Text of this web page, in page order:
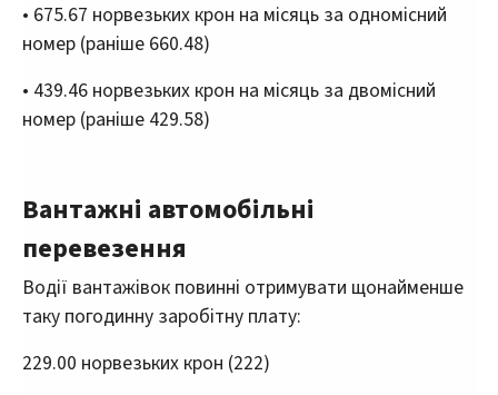
• 675.67 норвезьких крон на місяць за одномісний
номер (раніше 660.48)
• 439.46 норвезьких крон на місяць за двомісний
номер (раніше 429.58)
Вантажні автомобільні
перевезення
Водії вантажівок повинні отримувати щонайменше
таку погодинну заробітну плату:
229.00 норвезьких крон (222)